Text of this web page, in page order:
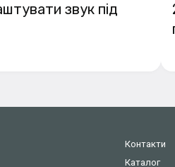
звук під
Контакти
Каталог